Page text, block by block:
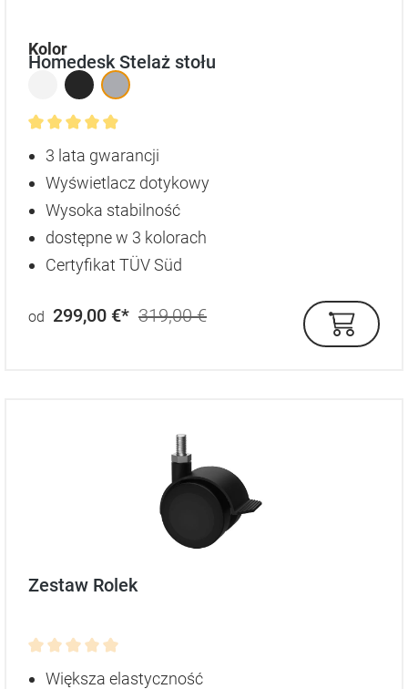
Kolorauswählen
Homedesk Stelaż stołu
Średnia ocena 4.9 z 5 gwiazdek
3 lata gwarancji
Wyświetlacz dotykowy
Wysoka stabilność
dostępne w 3 kolorach
Certyfikat TÜV Süd
od 299,00 €* 319,00 €
Zestaw Rolek
Średnia ocena 0 z 5 gwiazdek
Większa elastyczność